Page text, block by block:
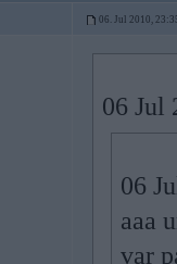
06. Jul 2010,
06 Jul
06
aaa
var